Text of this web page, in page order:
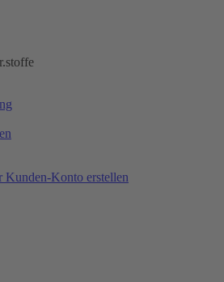
Kunden-Konto erstellen